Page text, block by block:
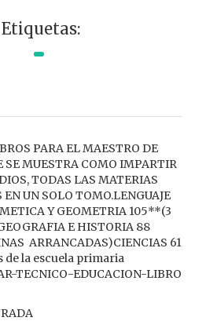
Etiquetas:
PARA EL MAESTRO DE
MUESTRA COMO IMPARTIR
TODAS LAS MATERIAS
UN SOLO TOMO.LENGUAJE
Y GEOMETRIA 105**(3
E HISTORIA 88
ARRANCADAS)CIENCIAS 61
de la escuela primaria
TECNICO-EDUCACION-LIBRO